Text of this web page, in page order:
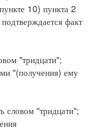
10) пункта 2
факт
"тридцати";
"(получения) ему
словом "тридцати";